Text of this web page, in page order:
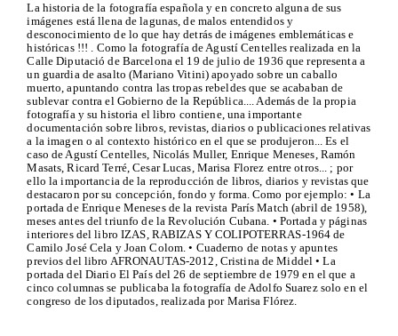
La historia de la fotografía española y en concreto alguna de sus
imágenes está llena de lagunas, de malos entendidos y
desconocimiento de lo que hay detrás de imágenes emblemáticas e
históricas !!! . Como la fotografía de Agustí Centelles realizada en la
Calle Diputació de Barcelona el 19 de julio de 1936 que representa a
un guardia de asalto (Mariano Vitini) apoyado sobre un caballo
muerto, apuntando contra las tropas rebeldes que se acababan de
sublevar contra el Gobierno de la República.... Además de la propia
fotografía y su historia el libro contiene, una importante
documentación sobre libros, revistas, diarios o publicaciones relativas
a la imagen o al contexto histórico en el que se produjeron... Es el
caso de Agustí Centelles, Nicolás Muller, Enrique Meneses, Ramón
Masats, Ricard Terré, Cesar Lucas, Marisa Florez entre otros... ; por
ello la importancia de la reproducción de libros, diarios y revistas que
destacaron por su concepción, fondo y forma. Como por ejemplo: • La
portada de Enrique Meneses de la revista París Match (abril de 1958),
meses antes del triunfo de la Revolución Cubana. • Portada y páginas
interiores del libro IZAS, RABIZAS Y COLIPOTERRAS-1964 de
Camilo José Cela y Joan Colom. • Cuaderno de notas y apuntes
previos del libro AFRONAUTAS-2012, Cristina de Middel • La
portada del Diario El País del 26 de septiembre de 1979 en el que a
cinco columnas se publicaba la fotografía de Adolfo Suarez solo en el
congreso de los diputados, realizada por Marisa Flórez.